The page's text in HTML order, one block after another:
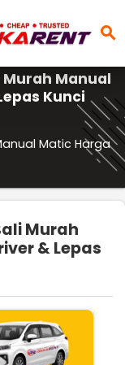
search
Murah Manual
Kunci
Matic Harga
Murah
& Lepas